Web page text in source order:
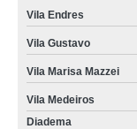
Vila Endres
Vila Gustavo
Vila Marisa Mazzei
Vila Medeiros
Diadema